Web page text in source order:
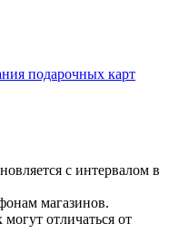
подарочных карт
с интервалом в
магазинов.
отличаться от